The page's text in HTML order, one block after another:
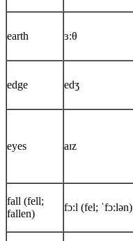
earth ɜ:θ
edge edʒ
eyes aɪz
fall (fell;
fallen)
fɔ:l (fel; ˈfɔ:lən)